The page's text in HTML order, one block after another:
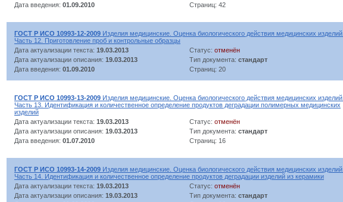
Дата введения: 01.09.2010 Страниц: 42
ГОСТ Р ИСО 10993-12-2009 Изделия медицинские. Оценка биологического действия медицинских изделий.
Часть 12. Приготовление проб и контрольные образцы
Дата актуализации текста: 19.03.2013 Статус: отменён
Дата актуализации описания: 19.03.2013 Тип документа: стандарт
Дата введения: 01.09.2010 Страниц: 20
ГОСТ Р ИСО 10993-13-2009 Изделия медицинские. Оценка биологического действия медицинских изделий.
Часть 13. Идентификация и количественное определение продуктов деградации полимерных медицинских
изделий
Дата актуализации текста: 19.03.2013 Статус: отменён
Дата актуализации описания: 19.03.2013 Тип документа: стандарт
Дата введения: 01.07.2010 Страниц: 16
ГОСТ Р ИСО 10993-14-2009 Изделия медицинские. Оценка биологического действия медицинских изделий.
Часть 14. Идентификация и количественное определение продуктов деградации изделий из керамики
Дата актуализации текста: 19.03.2013 Статус: отменён
Дата актуализации описания: 19.03.2013 Тип документа: стандарт